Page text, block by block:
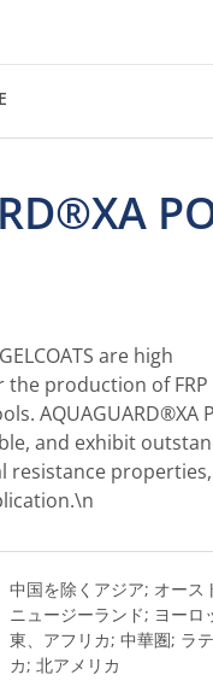
are high
production of FRP
AQUAGUARD®XA
and exhibit
resistance
中国を除くアジア; オース
ニュージーランド; ヨーロ
東、アフリカ; 中華圏; ラ
カ; 北アメリカ